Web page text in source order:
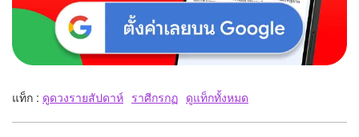
แท็ก : ดูดวงรายสัปดาห์ ราศีกรกฏ ดูแท็กทั้งหมด